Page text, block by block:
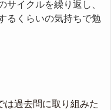
サイクルを繰り返し、
るくらいの気持ちで勉
は過去問に取り組みた